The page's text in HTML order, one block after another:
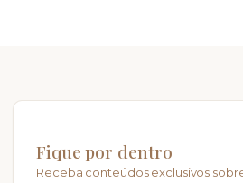
Fique por dentro
Receba conteúdos exclusivos